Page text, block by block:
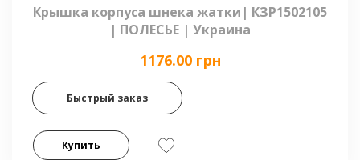
Крышка корпуса шнека жатки| КЗР1502105
| ПОЛЕСЬЕ | Украина
1176.00 грн
Быстрый заказ
Купить